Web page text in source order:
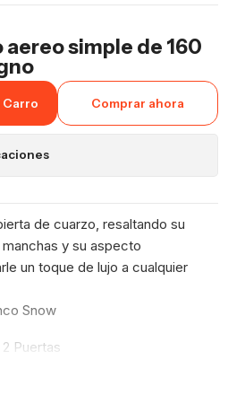
simple de 160
Carro Comprar ahora
de cuarzo, resaltando su
y su aspecto
un toque de lujo a cualquier
Snow
Puertas